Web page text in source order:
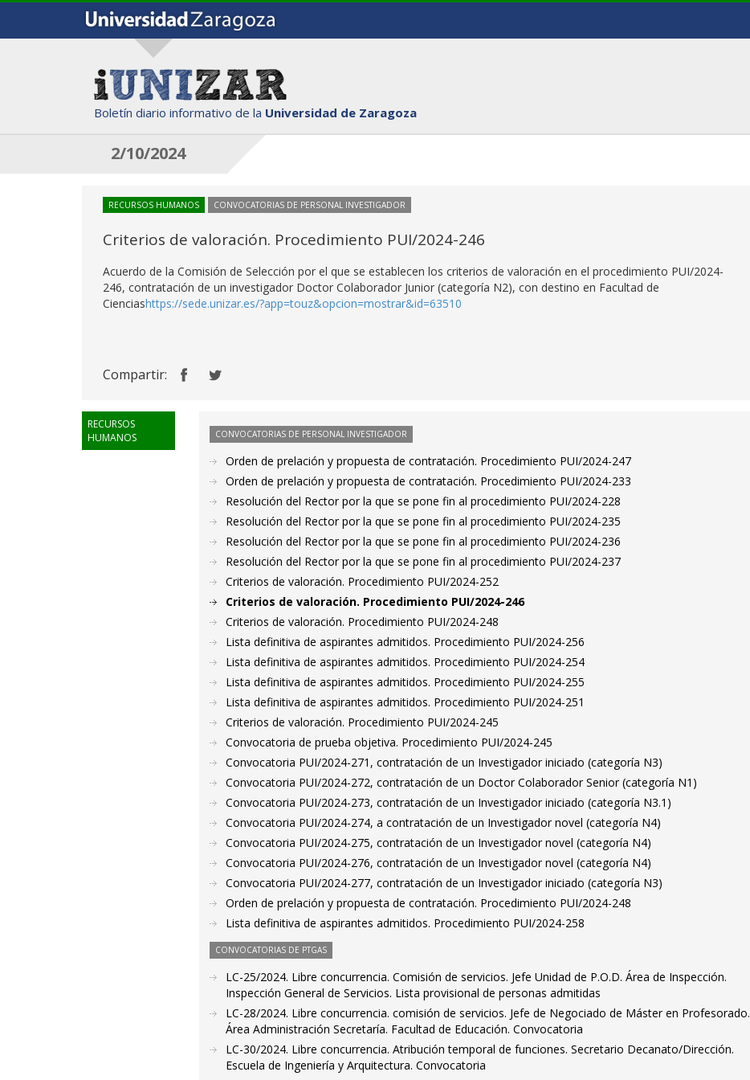
Boletín diario informativo de la Universidad de Zaragoza
2/10/2024
RECURSOS HUMANOS CONVOCATORIAS DE PERSONAL INVESTIGADOR
Criterios de valoración. Procedimiento PUI/2024-246
Acuerdo de la Comisión de Selección por el que se establecen los criterios de valoración en el procedimiento PUI/2024-
246, contratación de un investigador Doctor Colaborador Junior (categoría N2), con destino en Facultad de
Cienciashttps://sede.unizar.es/?app=touz&opcion=mostrar&id=63510
Compartir:
RECURSOS
HUMANOS
CONVOCATORIAS DE PERSONAL INVESTIGADOR
Orden de prelación y propuesta de contratación. Procedimiento PUI/2024-247
Orden de prelación y propuesta de contratación. Procedimiento PUI/2024-233
Resolución del Rector por la que se pone fin al procedimiento PUI/2024-228
Resolución del Rector por la que se pone fin al procedimiento PUI/2024-235
Resolución del Rector por la que se pone fin al procedimiento PUI/2024-236
Resolución del Rector por la que se pone fin al procedimiento PUI/2024-237
Criterios de valoración. Procedimiento PUI/2024-252
Criterios de valoración. Procedimiento PUI/2024-246
Criterios de valoración. Procedimiento PUI/2024-248
Lista definitiva de aspirantes admitidos. Procedimiento PUI/2024-256
Lista definitiva de aspirantes admitidos. Procedimiento PUI/2024-254
Lista definitiva de aspirantes admitidos. Procedimiento PUI/2024-255
Lista definitiva de aspirantes admitidos. Procedimiento PUI/2024-251
Criterios de valoración. Procedimiento PUI/2024-245
Convocatoria de prueba objetiva. Procedimiento PUI/2024-245
Convocatoria PUI/2024-271, contratación de un Investigador iniciado (categoría N3)
Convocatoria PUI/2024-272, contratación de un Doctor Colaborador Senior (categoría N1)
Convocatoria PUI/2024-273, contratación de un Investigador iniciado (categoría N3.1)
Convocatoria PUI/2024-274, a contratación de un Investigador novel (categoría N4)
Convocatoria PUI/2024-275, contratación de un Investigador novel (categoría N4)
Convocatoria PUI/2024-276, contratación de un Investigador novel (categoría N4)
Convocatoria PUI/2024-277, contratación de un Investigador iniciado (categoría N3)
Orden de prelación y propuesta de contratación. Procedimiento PUI/2024-248
Lista definitiva de aspirantes admitidos. Procedimiento PUI/2024-258
CONVOCATORIAS DE PTGAS
LC-25/2024. Libre concurrencia. Comisión de servicios. Jefe Unidad de P.O.D. Área de Inspección.
Inspección General de Servicios. Lista provisional de personas admitidas
LC-28/2024. Libre concurrencia. comisión de servicios. Jefe de Negociado de Máster en Profesorado.
Área Administración Secretaría. Facultad de Educación. Convocatoria
LC-30/2024. Libre concurrencia. Atribución temporal de funciones. Secretario Decanato/Dirección.
Escuela de Ingeniería y Arquitectura. Convocatoria